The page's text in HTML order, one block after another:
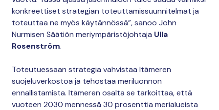
konkreettiset strategian toteuttamissuunnitelmat ja
toteuttaa ne myös käytännössä”, sanoo John
Nurmisen Säätiön meriympäristöjohtaja Ulla
Rosenström.
Toteutuessaan strategia vahvistaa Itämeren
suojeluverkostoa ja tehostaa meriluonnon
ennallistamista. Itämeren osalta se tarkoittaa, että
vuoteen 2030 mennessä 30 prosenttia merialueista